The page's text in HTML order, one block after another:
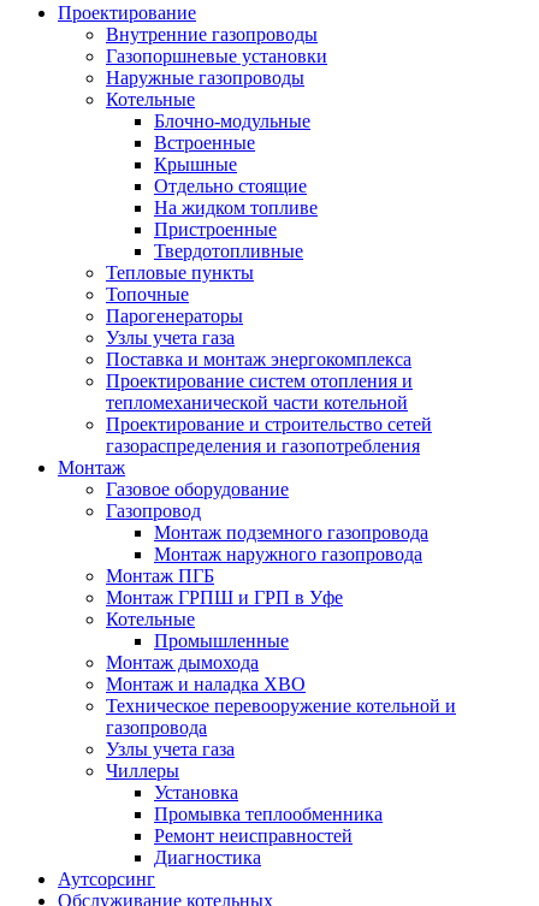
Проектирование
Внутренние газопроводы
Газопоршневые установки
Наружные газопроводы
Котельные
Блочно-модульные
Встроенные
Крышные
Отдельно стоящие
На жидком топливе
Пристроенные
Твердотопливные
Тепловые пункты
Топочные
Парогенераторы
Узлы учета газа
Поставка и монтаж энергокомплекса
Проектирование систем отопления и
тепломеханической части котельной
Проектирование и строительство сетей
газораспределения и газопотребления
Монтаж
Газовое оборудование
Газопровод
Монтаж подземного газопровода
Монтаж наружного газопровода
Монтаж ПГБ
Монтаж ГРПШ и ГРП в Уфе
Котельные
Промышленные
Монтаж дымохода
Монтаж и наладка ХВО
Техническое перевооружение котельной и
газопровода
Узлы учета газа
Чиллеры
Установка
Промывка теплообменника
Ремонт неисправностей
Диагностика
Аутсорсинг
Обслуживание котельных